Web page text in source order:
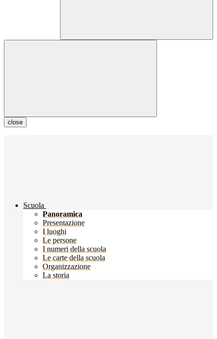
close
Scuola
Panoramica
Presentazione
I luoghi
Le persone
I numeri della scuola
Le carte della scuola
Organizzazione
La storia